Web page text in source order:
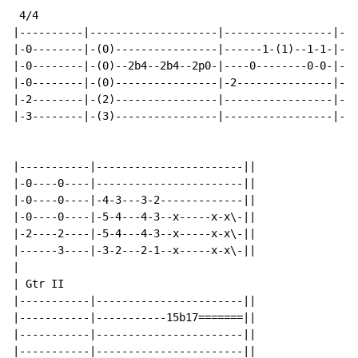
4/4
|----------|--------------------|-----------------
|-0--------|-(0)----------------|------1-(1)--1-1-|-1-
|-0--------|-(0)--2b4--2b4--2p0-|----0--------0-0-|-
|-0--------|-(0)----------------|-2---------------
|-2--------|-(2)----------------|-----------------
|-3--------|-(3)----------------|-----------------
|-----------|-----------------------||
|-0----0----|-----------------------||
|-0----0----|-4-3---3-2-------------||
|-0----0----|-5-4---4-3--x-----x-x\-||
|-2----2----|-5-4---4-3--x-----x-x\-||
|------3----|-3-2---2-1--x-----x-x\-||
| Gtr II
|-----------|-----------------------||
|-----------|-----------15b17=======||
|-----------|-----------------------||
|-----------|-----------------------||